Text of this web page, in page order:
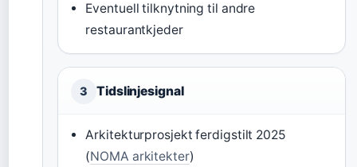
Eventuell tilknytning til andre
restaurantkjeder
3 Tidslinjesignal
Arkitekturprosjekt ferdigstilt 2025
(NOMA arkitekter)